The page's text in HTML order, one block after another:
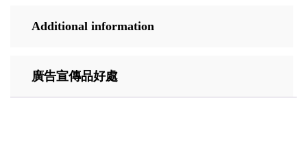
Additional information
廣告宣傳品好處